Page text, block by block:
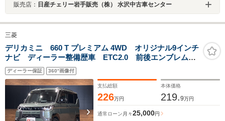
販売店： 日産チェリー岩手販売（株） 水沢中古車センター
三菱
デリカミニ 660 T プレミアム 4WD オリジナル9インチ
ナビ ディーラー整備歴車 ETC2.0 前後エンブレム
マッドガード 両側パワースライドドア デジタルルー
ムミラー 全方位モニター MIパイロット ステアリン
グリモコン
ディーラー保証 360°画像付
支払総額
226万円
本体価格
219.9万円
通常ローン 月々25,000円